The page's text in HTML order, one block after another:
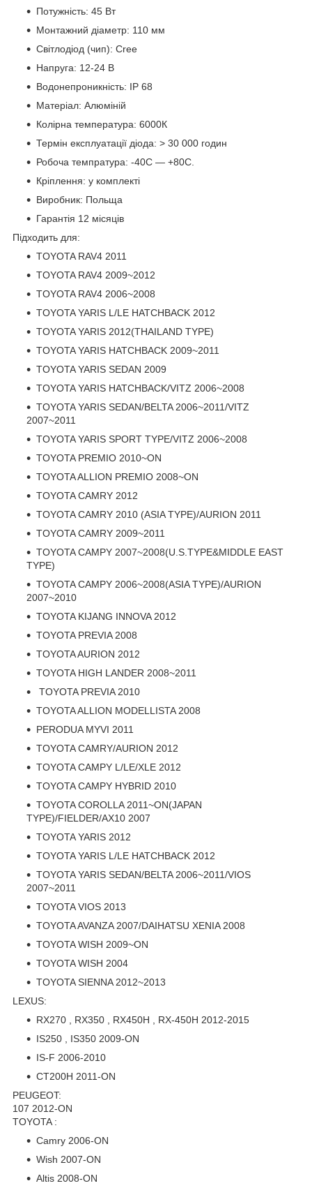
Потужність: 45 Вт
Монтажний діаметр: 110 мм
Світлодіод (чип): Cree
Напруга: 12-24 В
Водонепроникність: IP 68
Матеріал: Алюміній
Колірна температура: 6000К
Термін експлуатації діода: > 30 000 годин
Робоча темпратура: -40C — +80C.
Кріплення: у комплекті
Виробник: Польща
Гарантія 12 місяців
Підходить для:
TOYOTA RAV4 2011
TOYOTA RAV4 2009~2012
TOYOTA RAV4 2006~2008
TOYOTA YARIS L/LE HATCHBACK 2012
TOYOTA YARIS 2012(THAILAND TYPE)
TOYOTA YARIS HATCHBACK 2009~2011
TOYOTA YARIS SEDAN 2009
TOYOTA YARIS HATCHBACK/VITZ 2006~2008
TOYOTA YARIS SEDAN/BELTA 2006~2011/VITZ
2007~2011
TOYOTA YARIS SPORT TYPE/VITZ 2006~2008
TOYOTA PREMIO 2010~ON
TOYOTA ALLION PREMIO 2008~ON
TOYOTA CAMRY 2012
TOYOTA CAMRY 2010 (ASIA TYPE)/AURION 2011
TOYOTA CAMRY 2009~2011
TOYOTA CAMPY 2007~2008(U.S.TYPE&MIDDLE EAST
TYPE)
TOYOTA CAMPY 2006~2008(ASIA TYPE)/AURION
2007~2010
TOYOTA KIJANG INNOVA 2012
TOYOTA PREVIA 2008
TOYOTA AURION 2012
TOYOTA HIGH LANDER 2008~2011
TOYOTA PREVIA 2010
TOYOTA ALLION MODELLISTA 2008
PERODUA MYVI 2011
TOYOTA CAMRY/AURION 2012
TOYOTA CAMPY L/LE/XLE 2012
TOYOTA CAMPY HYBRID 2010
TOYOTA COROLLA 2011~ON(JAPAN
TYPE)/FIELDER/AX10 2007
TOYOTA YARIS 2012
TOYOTA YARIS L/LE HATCHBACK 2012
TOYOTA YARIS SEDAN/BELTA 2006~2011/VIOS
2007~2011
TOYOTA VIOS 2013
TOYOTA AVANZA 2007/DAIHATSU XENIA 2008
TOYOTA WISH 2009~ON
TOYOTA WISH 2004
TOYOTA SIENNA 2012~2013
LEXUS:
RX270 , RX350 , RX450H , RX-450H 2012-2015
IS250 , IS350 2009-ON
IS-F 2006-2010
CT200H 2011-ON
PEUGEOT:
107 2012-ON
TOYOTA :
Camry 2006-ON
Wish 2007-ON
Altis 2008-ON